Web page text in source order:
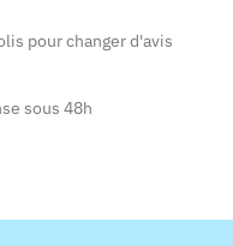
être
la
pour changer d'avis
sous 48h